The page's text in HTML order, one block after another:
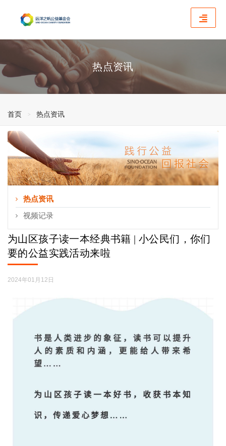
热点资讯
首页 热点资讯
热点资讯
视频记录
为山区孩子读一本经典书籍 | 小公民们，你们
要的公益实践活动来啦
2024年01月12日